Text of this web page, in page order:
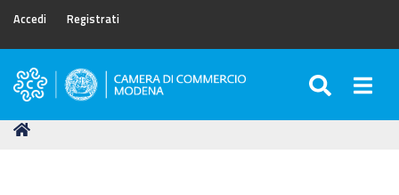
Accedi Registrati
Camera
Commercio
Tu